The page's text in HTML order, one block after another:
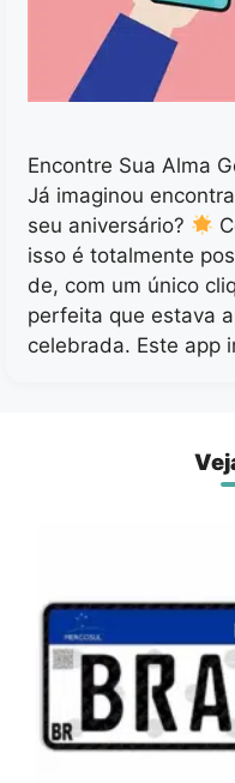
Encontre Sua Alma
Já imaginou
seu aniversário?
isso é totalmente
de, com um único
perfeita que estava
celebrada. Este app